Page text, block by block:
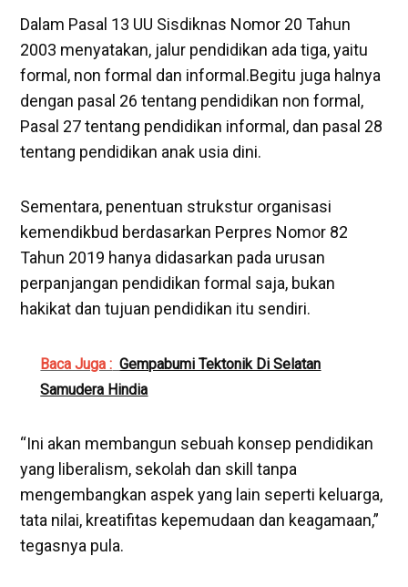
Dalam Pasal 13 UU Sisdiknas Nomor 20 Tahun
2003 menyatakan, jalur pendidikan ada tiga, yaitu
formal, non formal dan informal.Begitu juga halnya
dengan pasal 26 tentang pendidikan non formal,
Pasal 27 tentang pendidikan informal, dan pasal 28
tentang pendidikan anak usia dini.
Sementara, penentuan strukstur organisasi
kemendikbud berdasarkan Perpres Nomor 82
Tahun 2019 hanya didasarkan pada urusan
perpanjangan pendidikan formal saja, bukan
hakikat dan tujuan pendidikan itu sendiri.
Baca Juga : Gempabumi Tektonik Di Selatan
Samudera Hindia
“Ini akan membangun sebuah konsep pendidikan
yang liberalism, sekolah dan skill tanpa
mengembangkan aspek yang lain seperti keluarga,
tata nilai, kreatifitas kepemudaan dan keagamaan,”
tegasnya pula.